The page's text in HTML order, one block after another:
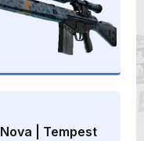
Nova | Tempest